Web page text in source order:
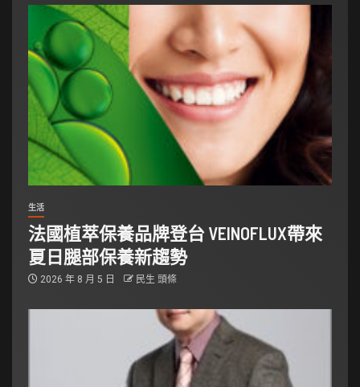
生活
法國植萃保養品牌登台 VEINOFLUX帶來
夏日腿部保養新趨勢
2026 年 8 月 5 日 民生 頭條